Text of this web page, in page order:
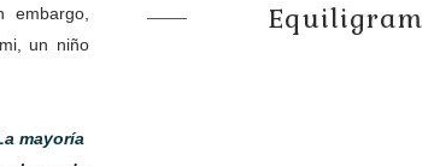
un niño
mayoría
Equiligram